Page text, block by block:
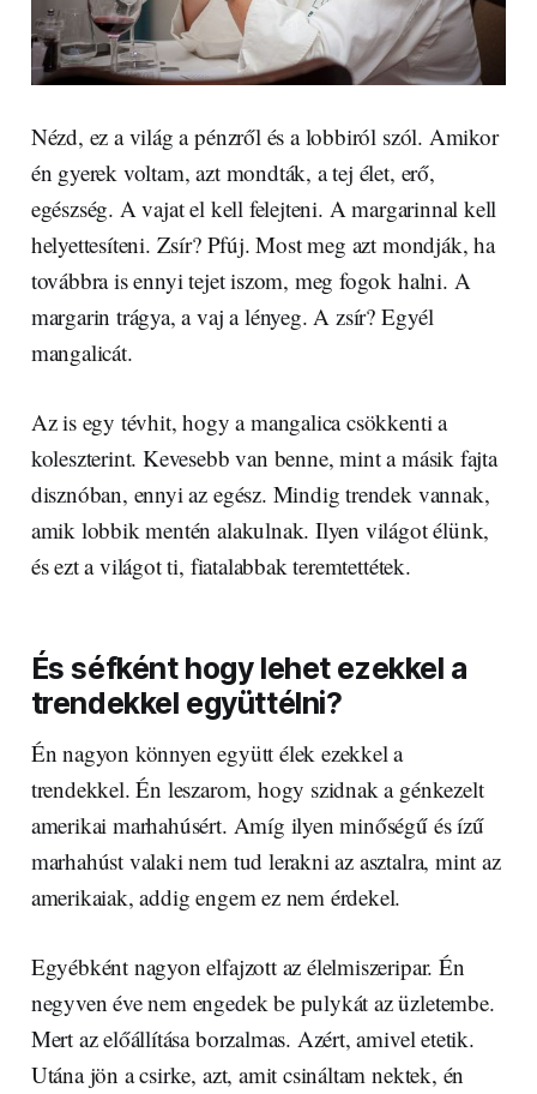
Nézd, ez a világ a pénzről és a lobbiról szól. Amikor
én gyerek voltam, azt mondták, a tej élet, erő,
egészség. A vajat el kell felejteni. A margarinnal kell
helyettesíteni. Zsír? Pfúj. Most meg azt mondják, ha
továbbra is ennyi tejet iszom, meg fogok halni. A
margarin trágya, a vaj a lényeg. A zsír? Egyél
mangalicát.
Az is egy tévhit, hogy a mangalica csökkenti a
koleszterint. Kevesebb van benne, mint a másik fajta
disznóban, ennyi az egész. Mindig trendek vannak,
amik lobbik mentén alakulnak. Ilyen világot élünk,
és ezt a világot ti, fiatalabbak teremtettétek.
És séfként hogy lehet ezekkel a
trendekkel együttélni?
Én nagyon könnyen együtt élek ezekkel a
trendekkel. Én leszarom, hogy szidnak a génkezelt
amerikai marhahúsért. Amíg ilyen minőségű és ízű
marhahúst valaki nem tud lerakni az asztalra, mint az
amerikaiak, addig engem ez nem érdekel.
Egyébként nagyon elfajzott az élelmiszeripar. Én
negyven éve nem engedek be pulykát az üzletembe.
Mert az előállítása borzalmas. Azért, amivel etetik.
Utána jön a csirke, azt, amit csináltam nektek, én